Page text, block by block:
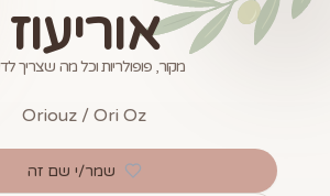
אוריעוז
מקור, פופולריות וכל מה שצריך
Oriouz / Ori Oz
שמר/י שם זה